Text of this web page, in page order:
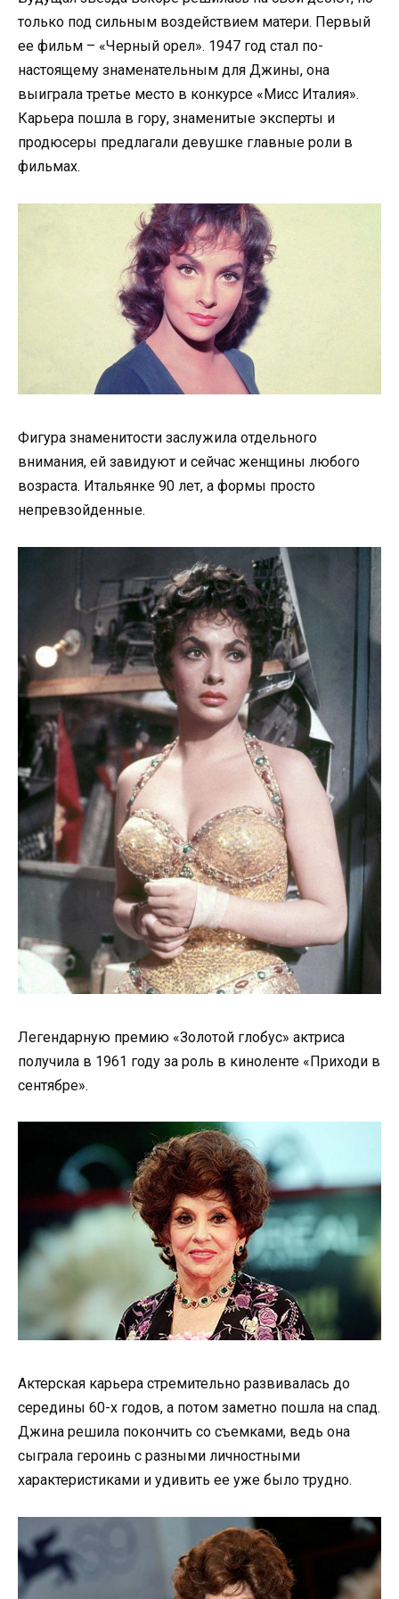
только под сильным воздействием матери. Первый
ее фильм – «Черный орел». 1947 год стал по-
настоящему знаменательным для Джины, она
выиграла третье место в конкурсе «Мисс Италия».
Карьера пошла в гору, знаменитые эксперты и
продюсеры предлагали девушке главные роли в
фильмах.
Фигура знаменитости заслужила отдельного
внимания, ей завидуют и сейчас женщины любого
возраста. Итальянке 90 лет, а формы просто
непревзойденные.
Легендарную премию «Золотой глобус» актриса
получила в 1961 году за роль в киноленте «Приходи в
сентябре».
Актерская карьера стремительно развивалась до
середины 60-х годов, а потом заметно пошла на спад.
Джина решила покончить со съемками, ведь она
сыграла героинь с разными личностными
характеристиками и удивить ее уже было трудно.